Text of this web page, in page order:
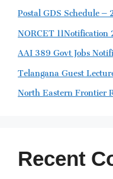
Postal GDS Schedule
NORCET
AAI 389 Govt Jobs
Telangana Guest
North Eastern Frontier
Recent